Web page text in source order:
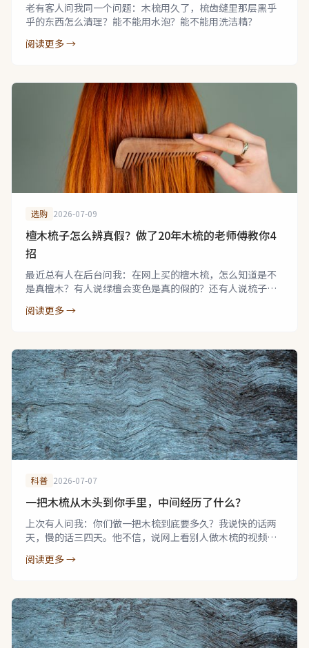
老有客人问我同一个问题：木梳用久了，梳齿缝里那层黑乎
乎的东西怎么清理？能不能用水泡？能不能用洗洁精？
阅读更多 →
选购 2026-07-09
檀木梳子怎么辨真假？做了20年木梳的老师傅教你4
招
最近总有人在后台问我：在网上买的檀木梳，怎么知道是不
是真檀木？有人说绿檀会变色是真的假的？还有人说梳子”
阅读更多 →
科普 2026-07-07
一把木梳从木头到你手里，中间经历了什么？
上次有人问我：你们做一把木梳到底要多久？我说快的话两
天，慢的话三四天。他不信，说网上看别人做木梳的视频，
阅读更多 →